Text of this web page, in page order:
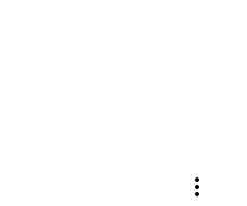
more_vert